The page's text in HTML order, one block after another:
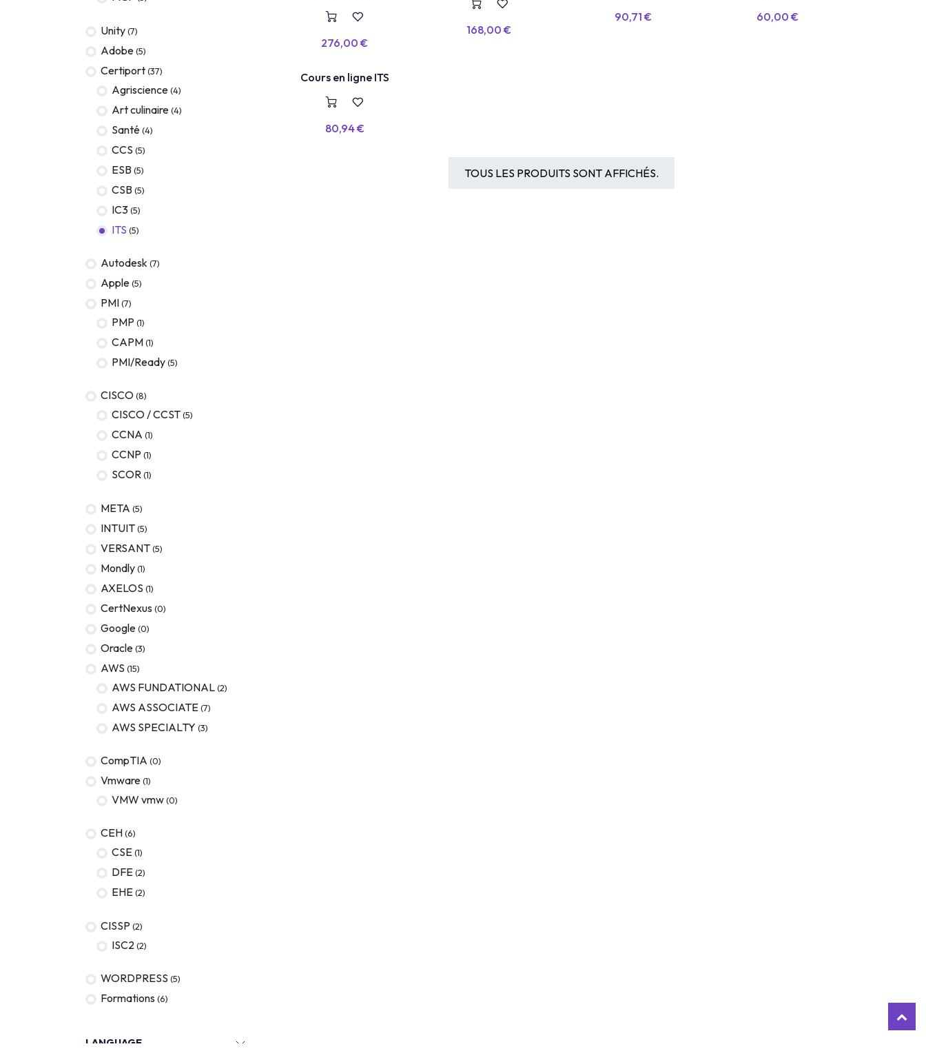
servicenow
Apple
Meta
Versant
axelos
Intelligence Artificielle
Unity (7)
Adobe (5)
Certiport (37)
Agriscience (4)
Art culinaire (4)
Santé (4)
CCS (5)
ESB (5)
CSB (5)
IC3 (5)
ITS (5)
Autodesk (7)
Apple (5)
PMI (7)
PMP (1)
CAPM (1)
PMI/Ready (5)
CISCO (8)
CISCO / CCST (5)
CCNA (1)
CCNP (1)
SCOR (1)
META (5)
INTUIT (5)
VERSANT (5)
Mondly (1)
AXELOS (1)
CertNexus (0)
Google(0)
Oracle(3)
AWS (15)
AWS FUNDATIONAL (2)
AWS ASSOCIATE (7)
AWS SPECIALTY (3)
CompTIA (0)
Vmware (1)
VMW vmw (0)
CEH (6)
CSE (1)
DFE (2)
EHE (2)
CISSP (2)
ISC2 (2)
WORDPRESS (5)
Formations (6)
LANGUAGE
276,00 €
168,00 €
90,71 € 60,00 €
COURS EN LIGNE
Cours en ligne ITS
80,94€
TOUS LES PRODUITS SONT AFFICHÉS.